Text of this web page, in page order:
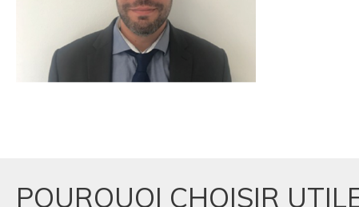
POURQUOI CHOISIR